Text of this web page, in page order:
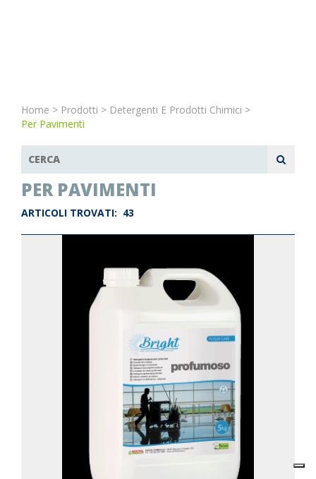
Home > Prodotti > Detergenti E Prodotti Chimici >
Per Pavimenti
PER PAVIMENTI
ARTICOLI TROVATI: 43